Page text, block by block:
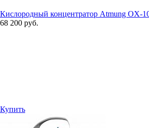
Кислородный концентратор Atmung OX-
68 200 руб.
Купить